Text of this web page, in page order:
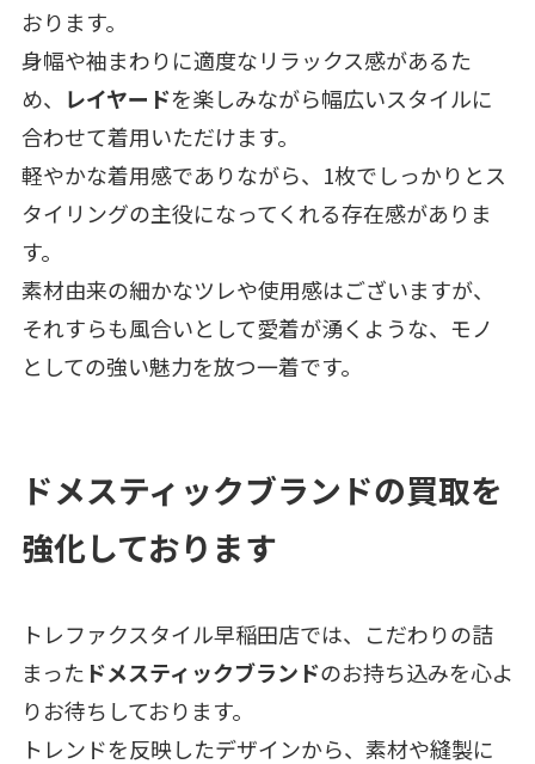
おります。
身幅や袖まわりに適度なリラックス感があるた
め、
レイヤードを楽しみながら幅広いスタイルに
合わせて着用いただけます。
軽やかな着用感でありながら、1枚でしっかりとス
タイリングの主役になってくれる存在感がありま
す。
素材由来の細かなツレや使用感はございますが、
それすらも風合いとして愛着が湧くような、モノ
としての強い魅力を放つ一着です。
ドメスティックブランドの買取を
強化しております
トレファクスタイル早稲田店では、こだわりの詰
まった ドメスティックブランドのお持ち込みを心よ
りお待ちしております。
トレンドを反映したデザインから、素材や縫製に